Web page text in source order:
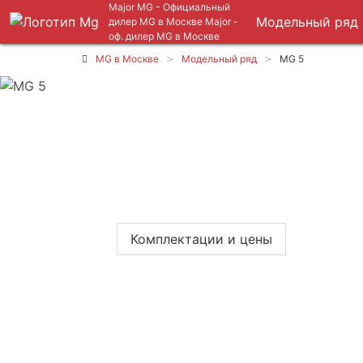
Major MG - Официальный
дилер MG в Москве Major -
оф. дилер MG в Москве
Модельный ряд
MG в Москве Модельный ряд MG 5
Комплектации и цены